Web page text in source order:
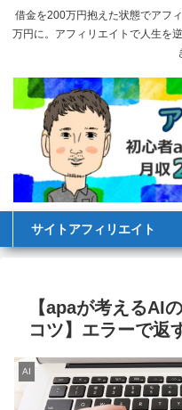
借金を200万円抱えた状態でアフ
万円に。アフィリエイトで人生を
サイトアフィリエイト
【apaが考えるAI
コツ】エラーで返
AI